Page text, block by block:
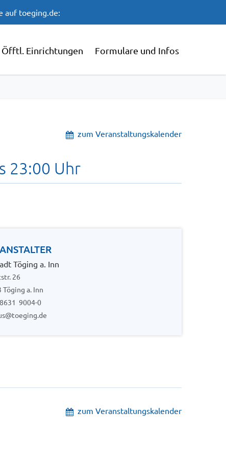
auf toeging.de:
Öfftl. Einrichtungen Formulare und Infos
zum Veranstaltungskalender
23:00 Uhr
Töging a. Inn
26
Töging a. Inn
9004-0
zum Veranstaltungskalender